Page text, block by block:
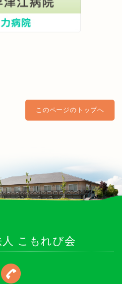
このページのトップへ
こもれび会